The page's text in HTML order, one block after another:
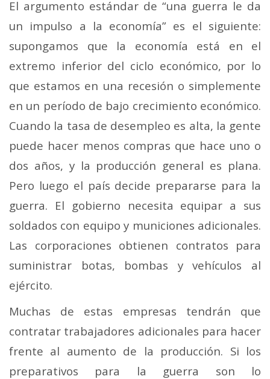
El argumento estándar de “una guerra le da
un impulso a la economía” es el siguiente:
supongamos que la economía está en el
extremo inferior del ciclo económico, por lo
que estamos en una recesión o simplemente
en un período de bajo crecimiento económico.
Cuando la tasa de desempleo es alta, la gente
puede hacer menos compras que hace uno o
dos años, y la producción general es plana.
Pero luego el país decide prepararse para la
guerra. El gobierno necesita equipar a sus
soldados con equipo y municiones adicionales.
Las corporaciones obtienen contratos para
suministrar botas, bombas y vehículos al
ejército.
Muchas de estas empresas tendrán que
contratar trabajadores adicionales para hacer
frente al aumento de la producción. Si los
preparativos para la guerra son lo